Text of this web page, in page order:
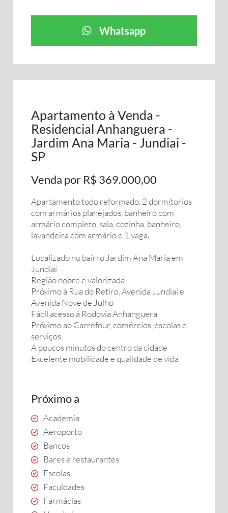
Whatsapp
Apartamento à Venda -
Residencial Anhanguera -
Jardim Ana Maria - Jundiai -
SP
Venda por R$ 369.000,00
Apartamento todo reformado, 2 dormitorios
com armários planejados, banheiro com
armário completo, sala, cozinha, banheiro,
lavandeira com armário e 1 vaga.
Localizado no bairro Jardim Ana Maria em
Jundiaí
Região nobre e valorizada
Próximo à Rua do Retiro, Avenida Jundiaí e
Avenida Nove de Julho
Fácil acesso à Rodovia Anhanguera
Próximo ao Carrefour, comércios, escolas e
serviços
A poucos minutos do centro da cidade
Excelente mobilidade e qualidade de vida
Próximo a
Academia
Aeroporto
Bancos
Bares e restaurantes
Escolas
Faculdades
Farmácias